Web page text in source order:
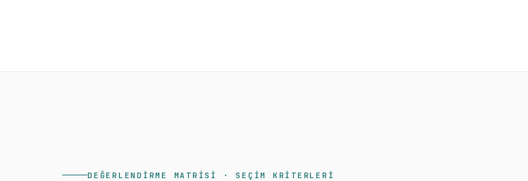
DEĞERLENDİRME MATRİSİ · SEÇİM KRİTERLERİ